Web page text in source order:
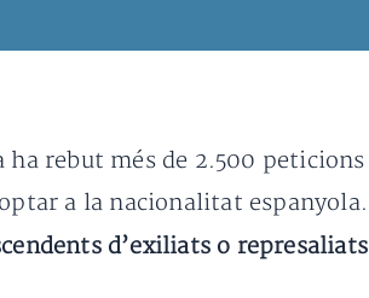
ha rebut més de 2.500 peticions
a la nacionalitat espanyola.
d’exiliats o represaliats